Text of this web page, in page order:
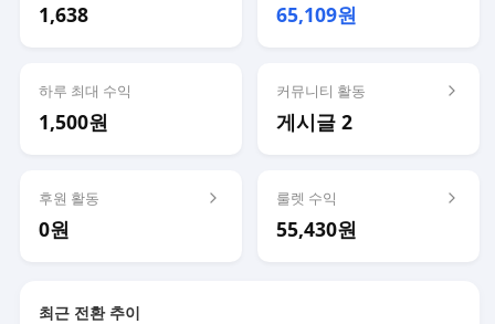
1,638 65,109원
하루 최대 수익
1,500원
커뮤니티 활동
게시글 2
후원 활동
0원
룰렛 수익
55,430원
최근 전환 추이